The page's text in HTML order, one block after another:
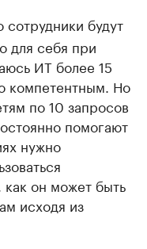
будут
для себя при
ИТ более 15
компетентным. Но
по 10 запросов
помогают
нужно
он может быть
исходя из